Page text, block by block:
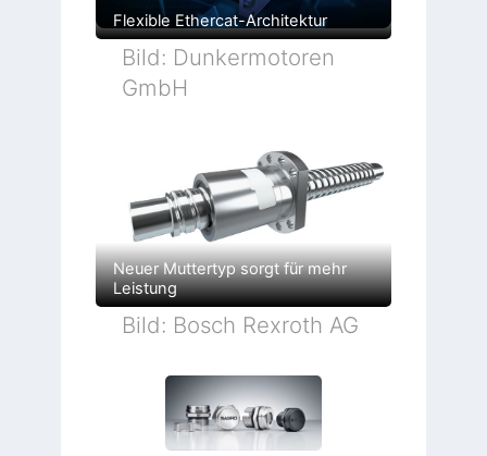
Flexible Ethercat-Architektur
Bild: Dunkermotoren
GmbH
Neuer Muttertyp sorgt für mehr
Leistung
Bild: Bosch Rexroth AG